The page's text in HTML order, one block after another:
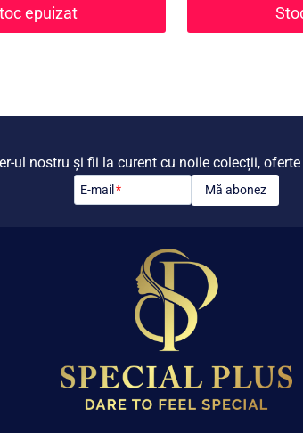
epuizat
ul nostru și fii la curent cu noile colecții,
E-mail* Mă abonez